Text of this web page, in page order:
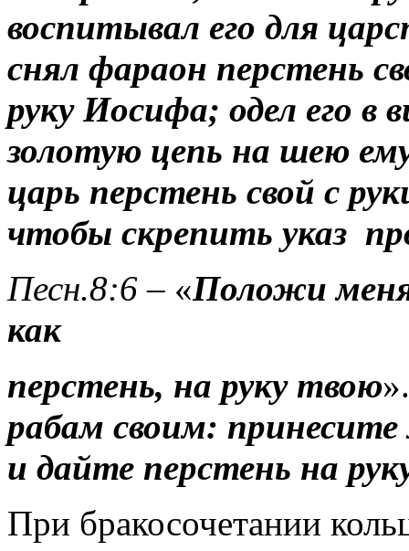
воспитывал его для
снял фараон перстень
руку Иосифа; одел его в
золотую цепь на шею
царь перстень свой с
чтобы скрепить указ
Песн.8:6 – «Положи
как
перстень, на руку твою
рабам своим:
и дайте перстень на
При бракосочетании